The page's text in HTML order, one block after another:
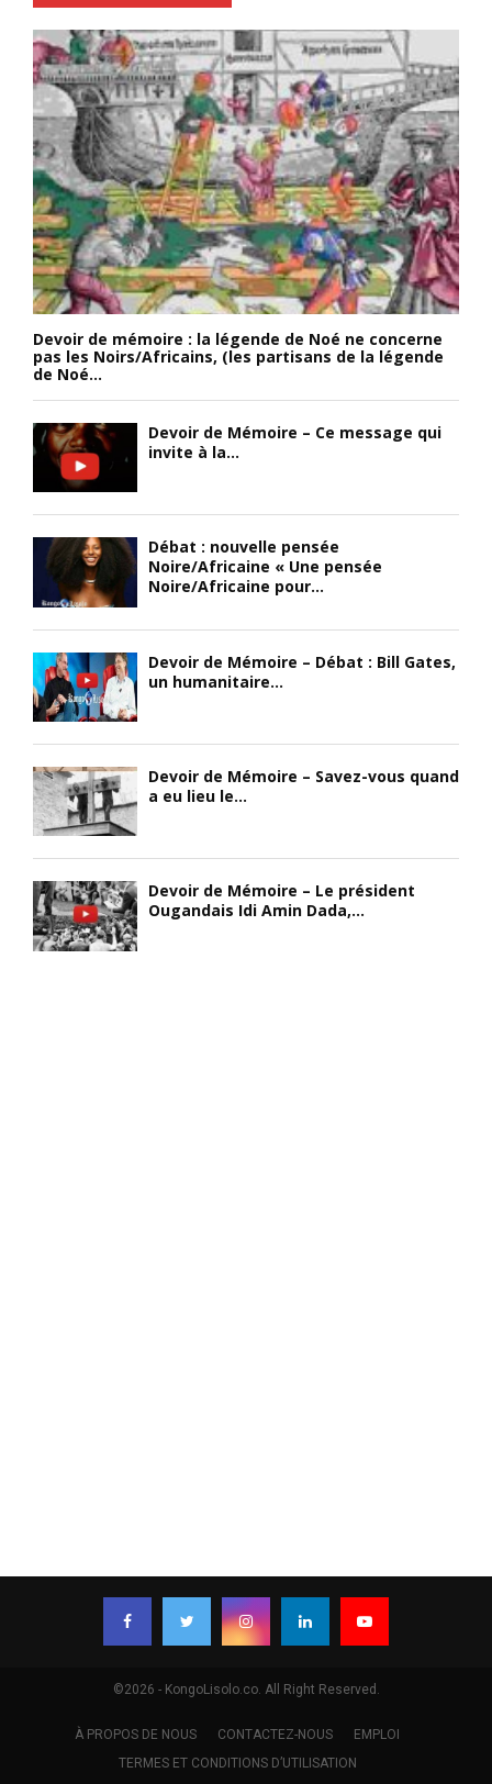
Devoir de mémoire : la légende de Noé ne concerne
pas les Noirs/Africains, (les partisans de la légende
de Noé...
Devoir de Mémoire – Ce message qui
invite à la...
Débat : nouvelle pensée
Noire/Africaine « Une pensée
Noire/Africaine pour...
Devoir de Mémoire – Débat : Bill Gates,
un humanitaire...
Devoir de Mémoire – Savez-vous quand
a eu lieu le...
Devoir de Mémoire – Le président
Ougandais Idi Amin Dada,...
©2026 - KongoLisolo.co. All Right Reserved.
À PROPOS DE NOUS CONTACTEZ-NOUS
EMPLOI
TERMES ET CONDITIONS D’UTILISATION